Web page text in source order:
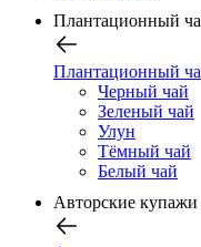
Плантационный
Плантационный
Черный чай
Зеленый чай
Улун
Тёмный чай
Белый чай
Авторские купажи